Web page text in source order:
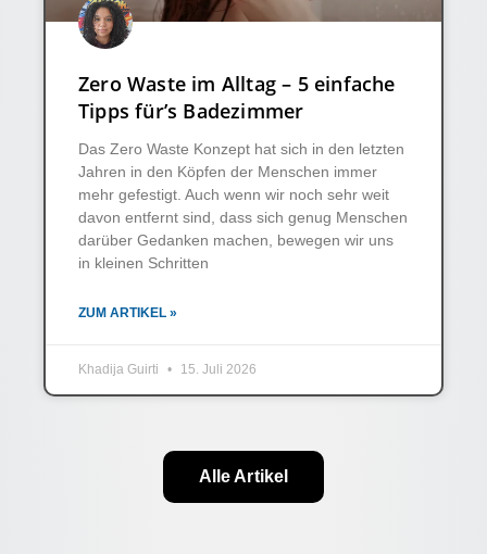
Zero Waste im Alltag – 5 einfache
Tipps für’s Badezimmer
Das Zero Waste Konzept hat sich in den letzten
Jahren in den Köpfen der Menschen immer
mehr gefestigt. Auch wenn wir noch sehr weit
davon entfernt sind, dass sich genug Menschen
darüber Gedanken machen, bewegen wir uns
in kleinen Schritten
ZUM ARTIKEL »
Khadija Guirti 15. Juli 2026
Alle Artikel